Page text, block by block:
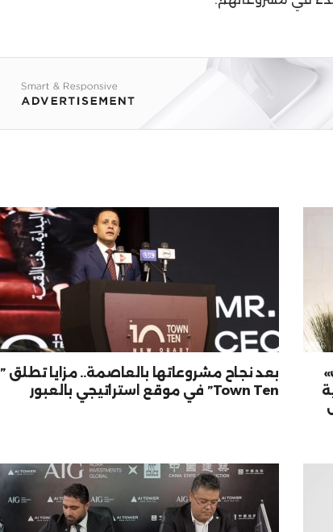
بعد نجاح مشروعاتها بالعاصمة.. مزايا تطلق ”
Town Ten” في موقع استراتيجي بالعبور